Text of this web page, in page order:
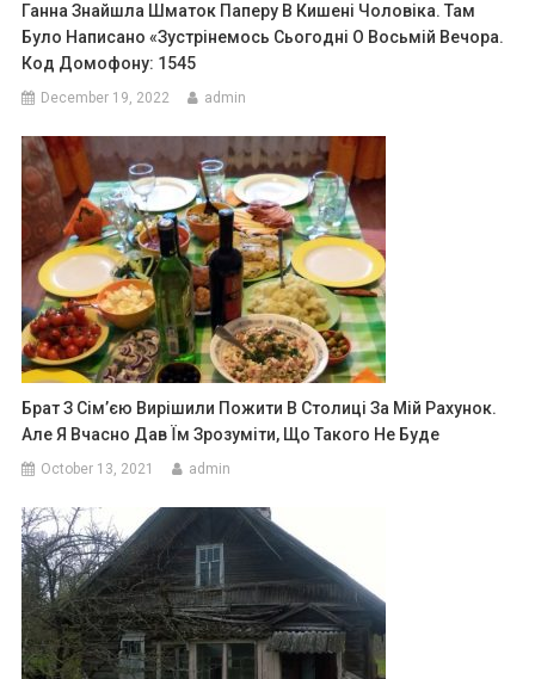
Ганна Знайшла Шматок Паперу В Кишені Чоловіка. Там
Було Написано «Зустрінемось Сьогодні О Восьмій Вечора.
Код Домофону: 1545
December 19, 2022 admin
Брат З Сім’єю Вирішили Пожити В Столиці За Мій Рахунок.
Але Я Вчасно Дав Їм Зрозуміти, Що Такого Не Буде
October 13, 2021 admin